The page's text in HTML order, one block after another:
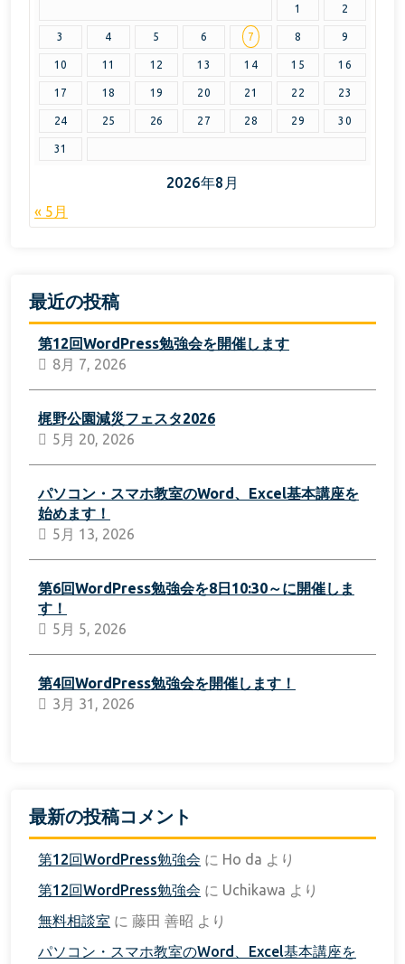
2026年8月
1 2
3 4 5 6 7 8 9
10 11 12 13 14 15 16
17 18 19 20 21 22 23
24 25 26 27 28 29 30
31
« 5月
最近の投稿
第12回WordPress勉強会を開催します
8月 7, 2026
梶野公園減災フェスタ2026
5月 20, 2026
パソコン・スマホ教室のWord、Excel基本講座を
始めます！
5月 13, 2026
第6回WordPress勉強会を8日10:30～に開催しま
す！
5月 5, 2026
第4回WordPress勉強会を開催します！
3月 31, 2026
最新の投稿コメント
第12回WordPress勉強会 に Ho da より
第12回WordPress勉強会 に Uchikawa より
無料相談室 に 藤田 善昭 より
パソコン・スマホ教室のWord、Excel基本講座を